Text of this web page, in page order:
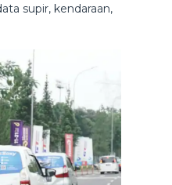
supir, kendaraan,